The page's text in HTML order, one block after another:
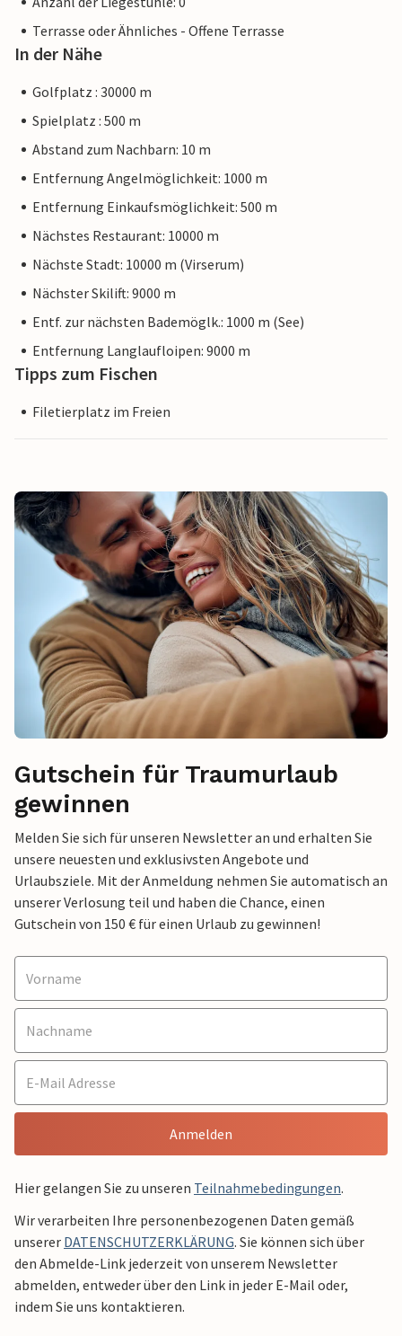
Terrasse oder Ähnliches - Offene Terrasse
In der Nähe
Golfplatz : 30000 m
Spielplatz : 500 m
Abstand zum Nachbarn: 10 m
Entfernung Angelmöglichkeit: 1000 m
Entfernung Einkaufsmöglichkeit: 500 m
Nächstes Restaurant: 10000 m
Nächste Stadt: 10000 m (Virserum)
Nächster Skilift: 9000 m
Entf. zur nächsten Bademöglk.: 1000 m (See)
Entfernung Langlaufloipen: 9000 m
Tipps zum Fischen
Filetierplatz im Freien
Gutschein für Traumurlaub
gewinnen
Melden Sie sich für unseren Newsletter an und erhalten Sie
unsere neuesten und exklusivsten Angebote und
Urlaubsziele. Mit der Anmeldung nehmen Sie automatisch an
unserer Verlosung teil und haben die Chance, einen
Gutschein von 150 € für einen Urlaub zu gewinnen!
Anmelden
Hier gelangen Sie zu unseren Teilnahmebedingungen.
Wir verarbeiten Ihre personenbezogenen Daten gemäß
unserer DATENSCHUTZERKLÄRUNG. Sie können sich über
den Abmelde-Link jederzeit von unserem Newsletter
abmelden, entweder über den Link in jeder E-Mail oder,
indem Sie uns kontaktieren.